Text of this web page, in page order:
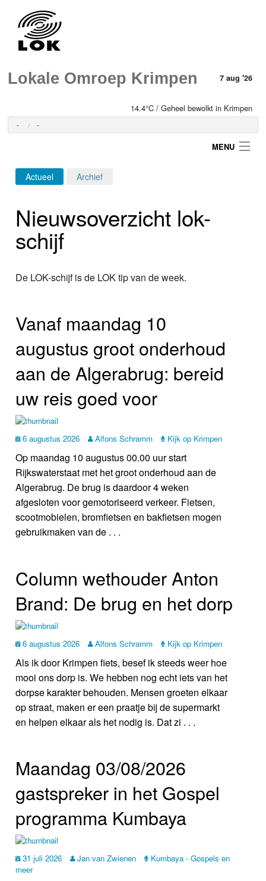
Lokale Omroep Krimpen 7 aug '26
14.4°C / Geheel bewolkt in Krimpen
- -
MENU
Login
Home
Programma's
Nieuws
Video
Webcam
Actueel Archief
Nieuwsoverzicht lok-
schijf
De LOK-schijf is de LOK tip van de week.
Vanaf maandag 10
augustus groot onderhoud
aan de Algerabrug: bereid
uw reis goed voor
6 augustus 2026 Alfons Schramm Kijk op Krimpen
Op maandag 10 augustus 00.00 uur start
Rijkswaterstaat met het groot onderhoud aan de
Algerabrug. De brug is daardoor 4 weken
afgesloten voor gemotoriseerd verkeer. Fietsen,
scootmobielen, bromfietsen en bakfietsen mogen
gebruikmaken van de . . .
Column wethouder Anton
Brand: De brug en het dorp
6 augustus 2026 Alfons Schramm Kijk op Krimpen
Als ik door Krimpen fiets, besef ik steeds weer hoe
mooi ons dorp is. We hebben nog echt iets van het
dorpse karakter behouden. Mensen groeten elkaar
op straat, maken er een praatje bij de supermarkt
en helpen elkaar als het nodig is. Dat zi . . .
Maandag 03/08/2026
gastspreker in het Gospel
programma Kumbaya
31 juli 2026 Jan van Zwienen
Kumbaya - Gospels en
meer